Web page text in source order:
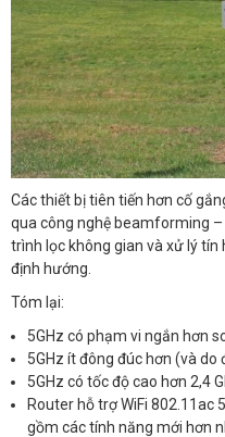
Các thiết bị tiên tiến hơn cố
qua công nghệ beamforming
trình lọc không gian và xử lý tín
định hướng.
Tóm lại:
5GHz có phạm vi ngắn hơn
5GHz ít đông đúc hơn (và do
5GHz có tốc độ cao hơn 2,4
Router hỗ trợ WiFi 802.11ac
gồm các tính năng mới hơn